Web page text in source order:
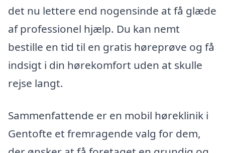
det nu lettere end nogensinde at få glæde
af professionel hjælp. Du kan nemt
bestille en tid til en gratis høreprøve og få
indsigt i din hørekomfort uden at skulle
rejse langt.
Sammenfattende er en mobil høreklinik i
Gentofte et fremragende valg for dem,